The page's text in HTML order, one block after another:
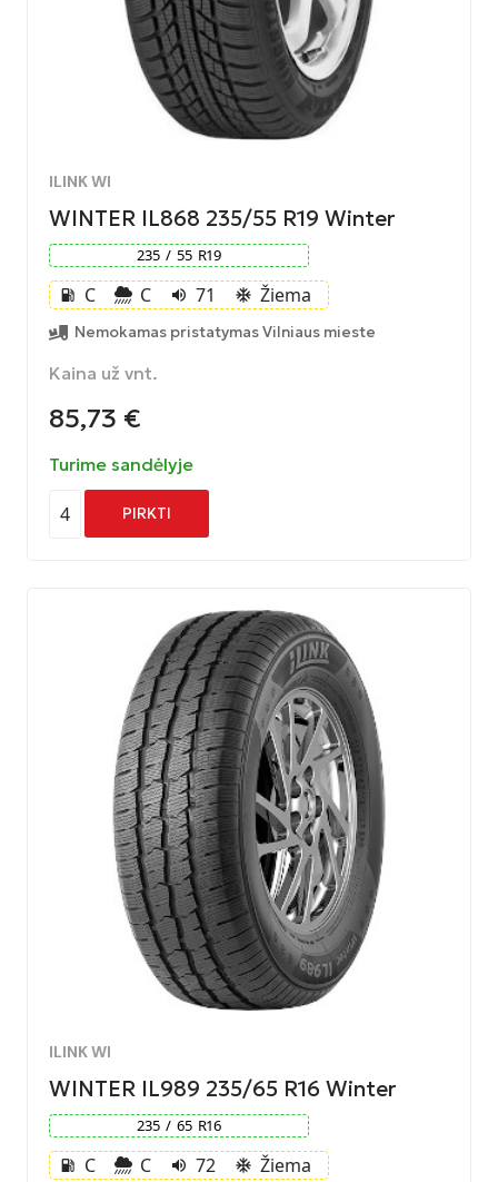
ILINK WI
WINTER IL868 235/55 R19 Winter
235 / 55 R19
local_gas_station C C volume_up 71 ac_unit Žiema
Nemokamas pristatymas Vilniaus mieste
Kaina už vnt.
85,73 €
Turime sandėlyje
4 PIRKTI
ILINK WI
WINTER IL989 235/65 R16 Winter
235 / 65 R16
local_gas_station C C volume_up 72 ac_unit Žiema